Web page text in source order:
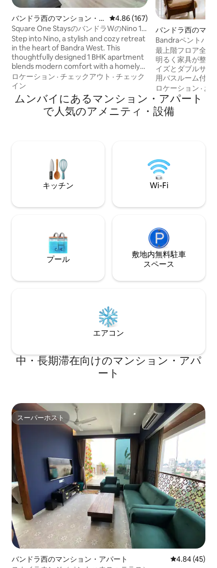
バンドラ西のマンション・
アパート
レビュー167件、5つ星中4.86つ
4.86 (167)
Square One StaysのバンドラWのNino 1
ベッドルーム1バスルーム1キッチン
Step into Nino, a stylish and cozy retreat
in the heart of Bandra West. This
thoughtfully designed 1 BHK apartment
blends modern comfort with a homely
charm, making it a perfect haven for
solo travelers and couples alike. Located
in the lively Bandra West, Nino places
you within walking distance of trendy
cafes, boutiques, and the scenic
ロケーション · チェックアウト · チェック
イン
バンドラ西のマン
ト
Bandraペントハ
フ・大きなテラス
最上階フロア全体
明るく家具が整っ
イズとダブルサイ
用バスルーム付き
MbpsのWi-Fi、バ
に、インコやタ
物が植えられた周
ます。 専属のシェフが毎日朝食とチャイ
たりとした空間の
カップル、クリエ
カーに最適です。
ロケーション · お
ムンバイにあるマンション・アパート
で人気のアメニティ・設備
キッチン Wi-Fi
プール
敷地内無料駐⁠車
ス⁠ペ⁠ー⁠ス
エアコン
中・長期滞在向けのマンション・アパ
ート
スーパーホスト
スーパーホスト
バンドラ西のマンション・アパート レビュー45
4.84 (45)